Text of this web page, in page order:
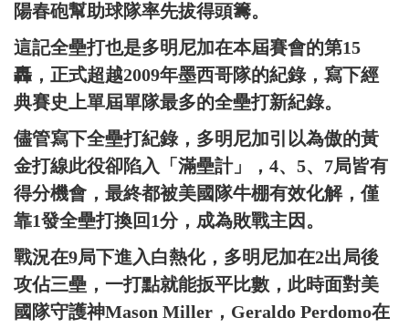
陽春砲幫助球隊率先拔得頭籌。
這記全壘打也是多明尼加在本屆賽會的第15
轟，正式超越2009年墨西哥隊的紀錄，寫下經
典賽史上單屆單隊最多的全壘打新紀錄。
儘管寫下全壘打紀錄，多明尼加引以為傲的黃
金打線此役卻陷入「滿壘計」，4、5、7局皆有
得分機會，最終都被美國隊牛棚有效化解，僅
靠1發全壘打換回1分，成為敗戰主因。
戰況在9局下進入白熱化，多明尼加在2出局後
攻佔三壘，一打點就能扳平比數，此時面對美
國隊守護神Mason Miller，Geraldo Perdomo在